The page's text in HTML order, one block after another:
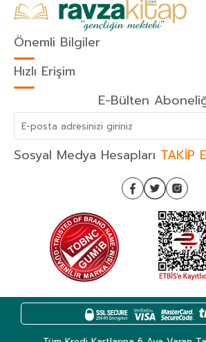
Önemli Bilgiler
Hızlı Erişim
E-Bülten
Sosyal Medya Hesapları TAKİP